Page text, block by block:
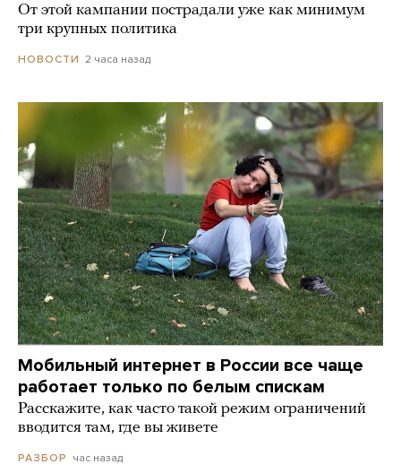
От этой кампании пострадали уже как минимум
три крупных политика
НОВОСТИ 2 часа назад
Мобильный интернет в России все чаще
работает только по белым спискам
Расскажите, как часто такой режим ограничений
вводится там, где вы живете
РАЗБОР час назад